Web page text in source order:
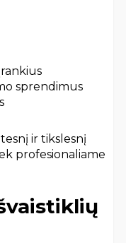
sprendimus
ir tikslesnį
profesionaliame